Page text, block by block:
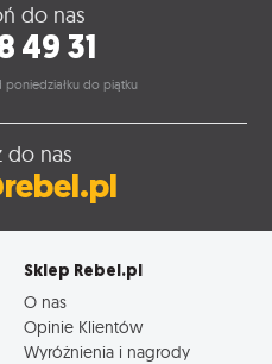
do nas
49 31
poniedziałku do piątku
do nas
Sklep Rebel.pl
O nas
Opinie Klientów
Wyróżnienia i nagrody